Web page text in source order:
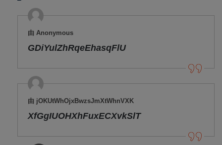
由 Anonymous
GDiYulZhRqeEhasqFlU
由 jOKUtWhOjxBwzsJmXtWhnVXK
XfGgIUOHXhFuxECXvkSlT